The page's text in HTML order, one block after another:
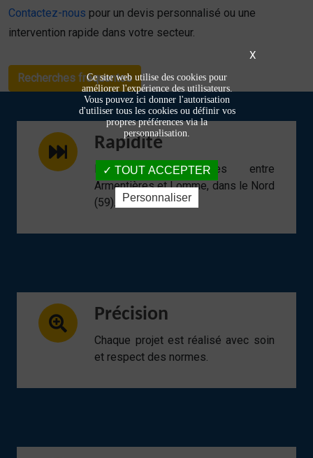
Contactez-nous pour un devis personnalisé ou une
intervention rapide dans votre secteur.
Recherches fréquentes
Rapidité
Interventions réactives entre
Armentières et Lomme, dans le Nord
(59).
Précision
Chaque projet est réalisé avec soin
et respect des normes.
X
Ce site web utilise des cookies pour
améliorer l'expérience des utilisateurs.
Vous pouvez ici donner l'autorisation
d'utiliser tous les cookies ou définir vos
propres préférences via la
personnalisation.
TOUT ACCEPTER
Personnaliser